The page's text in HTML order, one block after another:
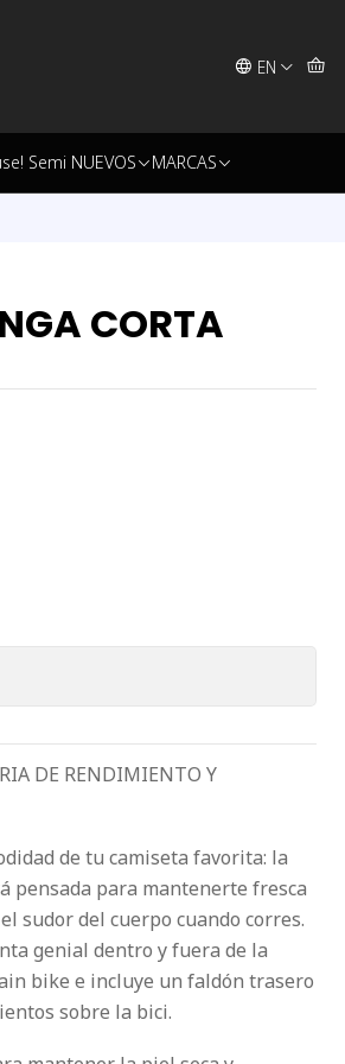
EN
Semi NUEVOS MARCAS
CORTA
DE RENDIMIENTO Y
de tu camiseta favorita: la
pensada para mantenerte fresca
sudor del cuerpo cuando corres.
genial dentro y fuera de la
bike e incluye un faldón trasero
sobre la bici.